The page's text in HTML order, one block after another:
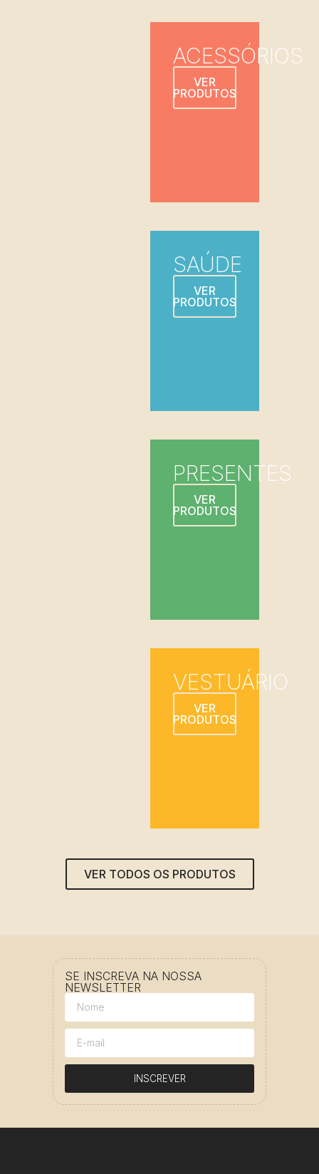
ACESSÓRIOS
VER
PRODUTOS
SAÚDE
VER
PRODUTOS
PRESENTES
VER
PRODUTOS
VESTUÁRIO
VER
PRODUTOS
VER TODOS OS PRODUTOS
SE INSCREVA NA NOSSA
NEWSLETTER
INSCREVER